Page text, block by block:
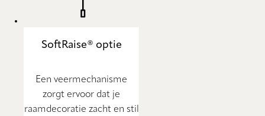
SoftRaise® optie
Een veermechanisme
zorgt ervoor dat je
raamdecoratie zacht en stil